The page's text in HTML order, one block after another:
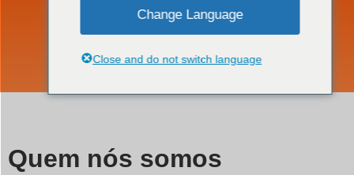
Arabic
Sobre boqi
Quem nós somos
Change Language
Close and do not switch language